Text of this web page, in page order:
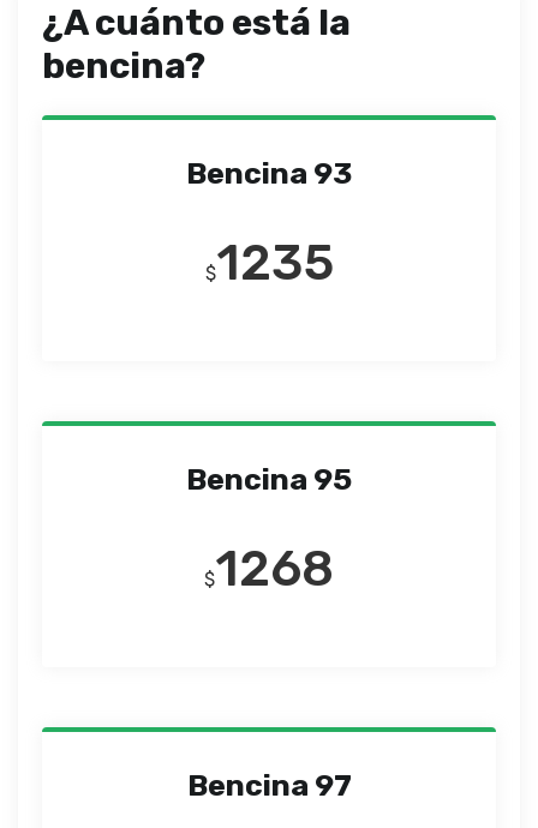
¿A cuánto está la
bencina?
Bencina 93
$1235
Bencina 95
$1268
Bencina 97